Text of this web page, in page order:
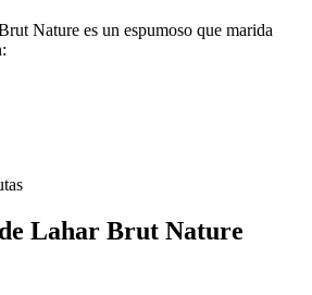
Nature es un espumoso que marida
Lahar Brut Nature